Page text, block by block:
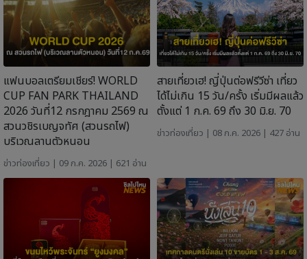
แฟนบอลเตรียมเชียร์! WORLD
CUP FAN PARK THAILAND
2026 วันที่12 กรกฎาคม 2569 ณ
สวนวชิรเบญจทัศ (สวนรถไฟ)
บริเวณลานตัวหนอน
ข่าวท่องเที่ยว | 09 ก.ค. 2026 | 621 อ่าน
สายเที่ยวเฮ! ญี่ปุ่นต่อฟรีวีซ่า เที่ยว
ได้ไม่เกิน 15 วัน/ครั้ง เริ่มมีผลแล้ว
ตั้งแต่ 1 ก.ค. 69 ถึง 30 มิ.ย. 70
ข่าวท่องเที่ยว | 08 ก.ค. 2026 | 427 อ่าน